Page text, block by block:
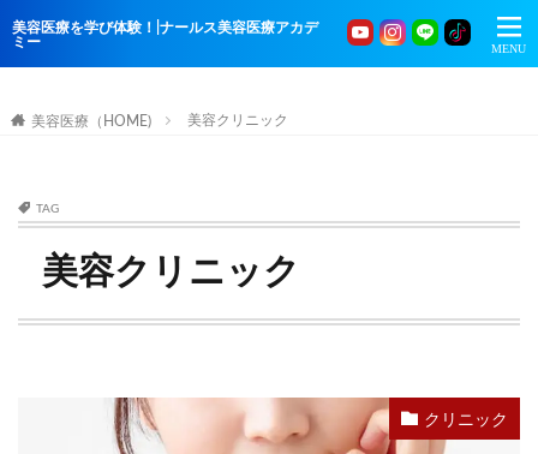
美容医療を学び体験！|ナールス美容医療アカデ
ミー
美容医療（HOME) 美容クリニック
TAG
美容クリニック
クリニック